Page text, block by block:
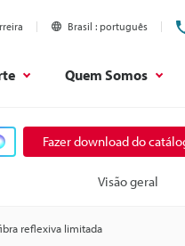
Brasil português
Quem Somos
Fazer download do
Visão geral
reflexiva limitada